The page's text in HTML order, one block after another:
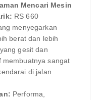
Mencari Mesin
RS 660
menyegarkan
berat dan lebih
gesit dan
membuatnya sangat
di jalan
Performa,